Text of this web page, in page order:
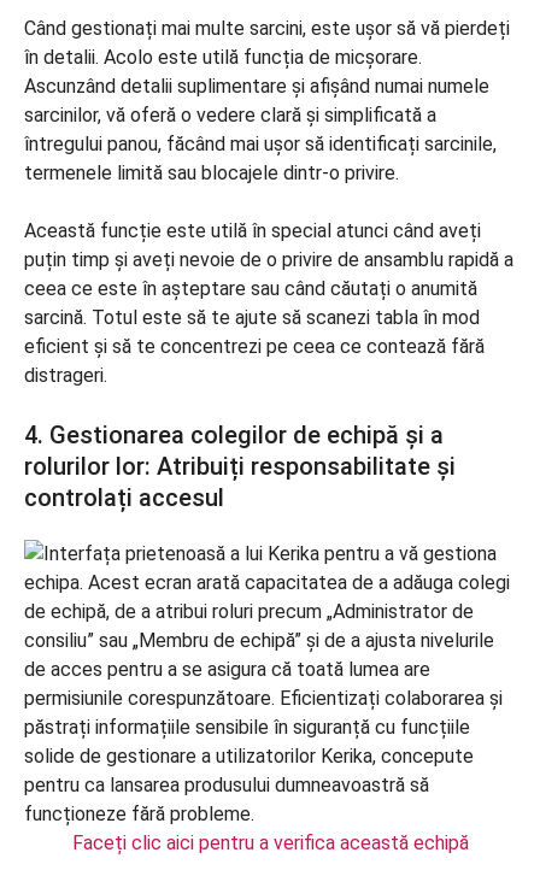
Când gestionați mai multe sarcini, este ușor să vă pierdeți
în detalii. Acolo este utilă funcția de micșorare.
Ascunzând detalii suplimentare și afișând numai numele
sarcinilor, vă oferă o vedere clară și simplificată a
întregului panou, făcând mai ușor să identificați sarcinile,
termenele limită sau blocajele dintr-o privire.
Această funcție este utilă în special atunci când aveți
puțin timp și aveți nevoie de o privire de ansamblu rapidă a
ceea ce este în așteptare sau când căutați o anumită
sarcină. Totul este să te ajute să scanezi tabla în mod
eficient și să te concentrezi pe ceea ce contează fără
distrageri.
4. Gestionarea colegilor de echipă și a
rolurilor lor: Atribuiți responsabilitate și
controlați accesul
Faceți clic aici pentru a verifica această echipă